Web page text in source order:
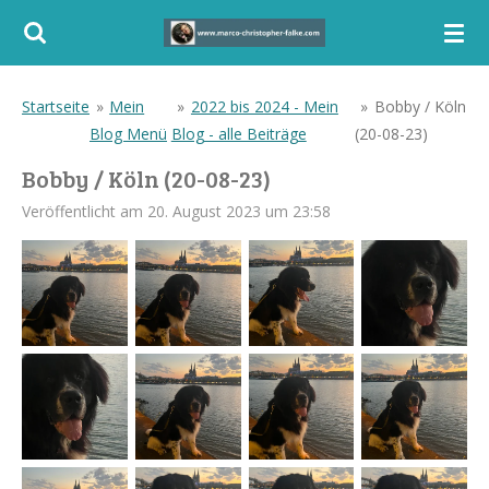
Zum
Startseite » Mein
Blog Menü
» 2022 bis 2024 - Mein
Blog - alle Beiträge
» Bobby / Köln
(20-08-23)
Bobby / Köln (20-08-23)
Veröffentlicht am 20. August 2023 um 23:58